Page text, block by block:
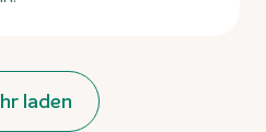
laden